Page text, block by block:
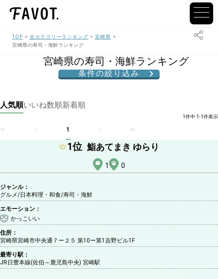
TOP 全カテゴリーランキング
宮崎県
宮崎県の寿司・海鮮ランキング
宮崎県の寿司・海鮮ランキング
条件の絞り込み
人気順いいね数順新着順
1件中 1-1件表示
1
1位 鮨あてまき ゆらり
1 0
ジャンル：
グルメ/日本料理・和食/寿司・海鮮
エモーション：
かっこいい
住所：
宮崎県宮崎市中央通７ー２５ 第10ー第1吉野ビル1F
最寄り駅：
JR日豊本線(佐伯～鹿児島中央) 宮崎駅